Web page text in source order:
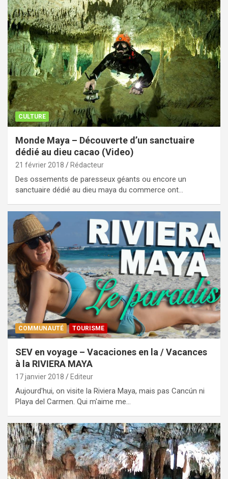
CULTURE
Monde Maya – Découverte d’un sanctuaire
dédié au dieu cacao (Video)
21 février 2018 Rédacteur
Des ossements de paresseux géants ou encore un
sanctuaire dédié au dieu maya du commerce ont…
COMMUNAUTÉ TOURISME
SEV en voyage – Vacaciones en la / Vacances
à la RIVIERA MAYA
17 janvier 2018 Editeur
Aujourd'hui, on visite la Riviera Maya, mais pas Cancún ni
Playa del Carmen. Qui m'aime me…